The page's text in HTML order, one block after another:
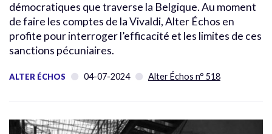
démocratiques que traverse la Belgique. Au moment
de faire les comptes de la Vivaldi, Alter Échos en
profite pour interroger l’efficacité et les limites de ces
sanctions pécuniaires.
ALTER ÉCHOS 04-07-2024 Alter Échos n° 518